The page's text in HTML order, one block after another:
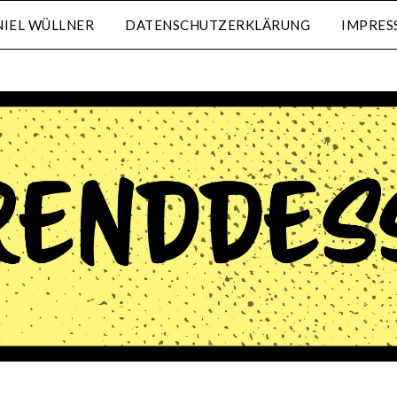
WÜLLNER DATENSCHUTZERKLÄRUNG